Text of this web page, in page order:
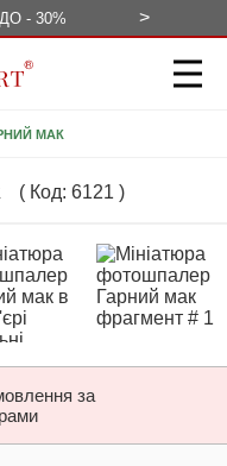
- 30% >
МАК
( Код: 6121 )
за